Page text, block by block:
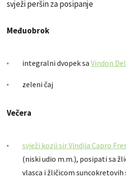
svježi peršin za posipanje
Međuobrok
integralni dvopek sa Vindon
zeleni čaj
Večera
svježi kozji sir Vindija Capro
(niski udio m.m.), posipati sa
vlasca i žličicom suncokretovih